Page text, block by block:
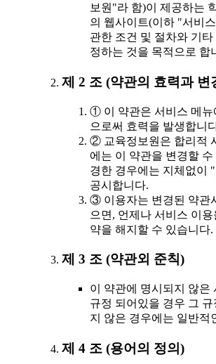
보원"라 함)이 제공하는
의 웹사이트(이하 "서비
관한 조건 및 절차와 기
정하는 것을 목적으로 합
제 2 조 (약관의 효력과 변
① 이 약관은 서비스 메뉴
으로써 효력을 발생합니
② 교육정보원은 합리적
에는 이 약관을 변경할 수
경한 경우에는 지체없이
공시합니다.
③ 이용자는 변경된 약관
으면, 언제나 서비스 이
약을 해지할 수 있습니다.
제 3 조 (약관외 준칙)
이 약관에 명시되지 않은
규정 되어있을 경우 그
지 않은 경우에는 일반적
제 4 조 (용어의 정의)